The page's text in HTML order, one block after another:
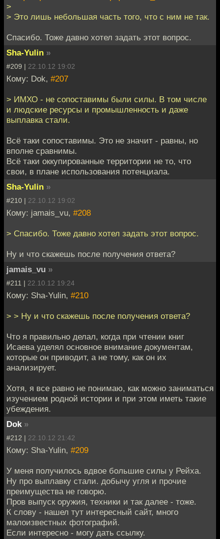
>
> Это лишь небольшая часть того, что с ним не так.
Спасибо. Тоже давно хотел задать этот вопрос.
Sha-Yulin »
#209 | 22.10.12 19:02
Кому: Dok, #207
> ИМХО - не сопоставимы были силы. В том числе
и людские ресурсы и промышленность и даже
выплавка стали.
Всё таки сопоставимы. Это не значит - равны, но
вполне сравнимы.
Всё таки оккупированные территории не то, что
свои, в плане использования потенциала.
Sha-Yulin »
#210 | 22.10.12 19:02
Кому: jamais_vu, #208
> Спасибо. Тоже давно хотел задать этот вопрос.
Ну и что скажешь после получения ответа?
jamais_vu »
#211 | 22.10.12 19:24
Кому: Sha-Yulin, #210
> > Ну и что скажешь после получения ответа?
Что я правильно делал, когда при чтении книг
Исаева уделял основное внимание документам,
которые он приводит, а не тому, как он их
анализирует.
Хотя, я все равно не понимаю, как можно заниматься
изучением родной истории и при этом иметь такие
убеждения.
Dok »
#212 | 22.10.12 21:42
Кому: Sha-Yulin, #209
У меня получилось вдвое большие силы у Рейха.
Ну про выплавку стали. добычу угля и прочие
преимущества не говорю.
Пров выпуск оружия, техники и так далее - тоже.
К слову - нашел тут интересный сайт, много
малоизвестных фотографий.
Если интересно - могу дать ссылку.